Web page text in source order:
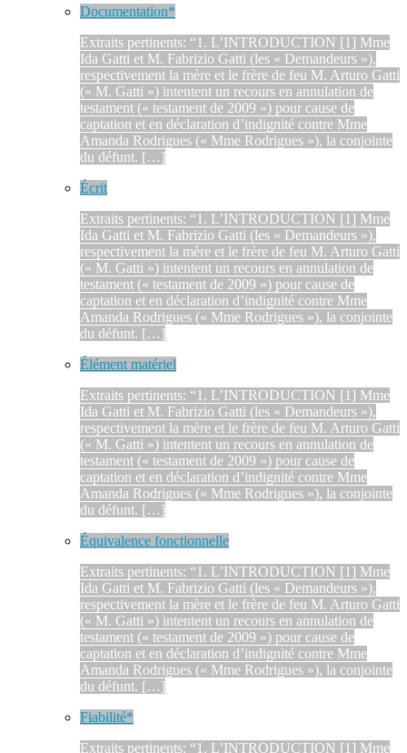
Documentation*
Extraits pertinents: “1. L’INTRODUCTION [1] Mme
Ida Gatti et M. Fabrizio Gatti (les « Demandeurs »),
respectivement la mère et le frère de feu M. Arturo Gatti
(« M. Gatti ») intentent un recours en annulation de
testament (« testament de 2009 ») pour cause de
captation et en déclaration d’indignité contre Mme
Amanda Rodrigues (« Mme Rodrigues »), la conjointe
du défunt. […]
Écrit
Extraits pertinents: “1. L’INTRODUCTION [1] Mme
Ida Gatti et M. Fabrizio Gatti (les « Demandeurs »),
respectivement la mère et le frère de feu M. Arturo Gatti
(« M. Gatti ») intentent un recours en annulation de
testament (« testament de 2009 ») pour cause de
captation et en déclaration d’indignité contre Mme
Amanda Rodrigues (« Mme Rodrigues »), la conjointe
du défunt. […]
Élément matériel
Extraits pertinents: “1. L’INTRODUCTION [1] Mme
Ida Gatti et M. Fabrizio Gatti (les « Demandeurs »),
respectivement la mère et le frère de feu M. Arturo Gatti
(« M. Gatti ») intentent un recours en annulation de
testament (« testament de 2009 ») pour cause de
captation et en déclaration d’indignité contre Mme
Amanda Rodrigues (« Mme Rodrigues »), la conjointe
du défunt. […]
Équivalence fonctionnelle
Extraits pertinents: “1. L’INTRODUCTION [1] Mme
Ida Gatti et M. Fabrizio Gatti (les « Demandeurs »),
respectivement la mère et le frère de feu M. Arturo Gatti
(« M. Gatti ») intentent un recours en annulation de
testament (« testament de 2009 ») pour cause de
captation et en déclaration d’indignité contre Mme
Amanda Rodrigues (« Mme Rodrigues »), la conjointe
du défunt. […]
Fiabilité*
Extraits pertinents: “1. L’INTRODUCTION [1] Mme